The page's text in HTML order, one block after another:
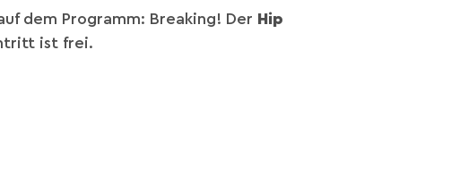
dem Programm: Breaking! Der Hip
ist frei.